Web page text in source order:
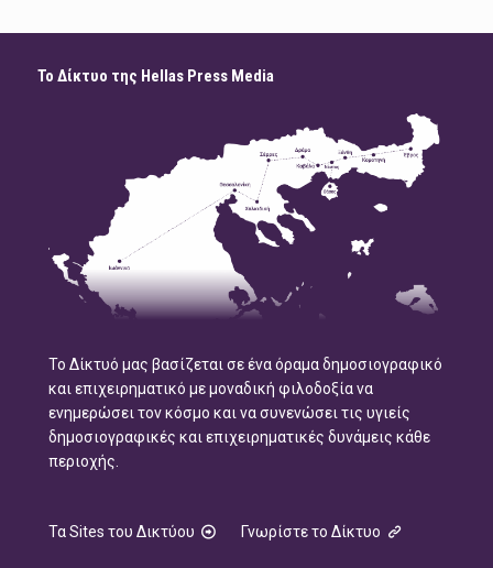
Το Δίκτυο της Hellas Press Media
Το Δίκτυό μας βασίζεται σε ένα όραμα δημοσιογραφικό
και επιχειρηματικό με μοναδική φιλοδοξία να
ενημερώσει τον κόσμο και να συνενώσει τις υγιείς
δημοσιογραφικές και επιχειρηματικές δυνάμεις κάθε
περιοχής.
Τα Sites του Δικτύου Γνωρίστε το Δίκτυο